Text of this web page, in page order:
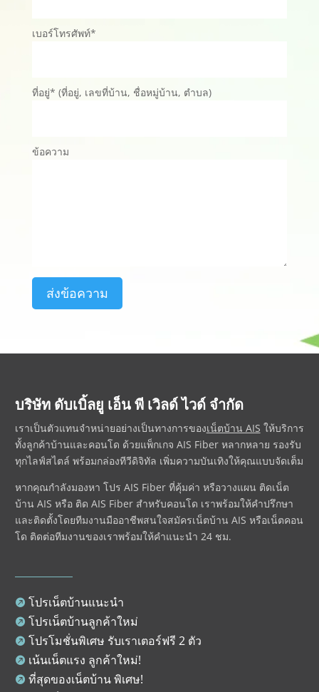
เบอร์โทรศัพท์*
ที่อยู่* (ที่อยู่, เลขที่บ้าน, ชื่อหมู่บ้าน, ตำบล)
ข้อความ
ส่งข้อความ
บริษัท ดับเบิ้ลยู เอ็น พี เวิลด์ ไวด์ จำกัด
เราเป็นตัวแทนจำหน่ายอย่างเป็นทางการของเน็ตบ้าน AIS ให้บริการ
ทั้งลูกค้าบ้านและคอนโด ด้วยแพ็กเกจ AIS Fiber หลากหลาย รองรับ
ทุกไลฟ์สไตล์ พร้อมกล่องทีวีดิจิทัล เพิ่มความบันเทิงให้คุณแบบจัดเต็ม
หากคุณกำลังมองหา โปร AIS Fiberที่คุ้มค่า หรือวางแผน ติดเน็ต
บ้าน AIS หรือ ติด AIS Fiberสำหรับคอนโด เราพร้อมให้คำปรึกษา
และติดตั้งโดยทีมงานมืออาชีพสนใจสมัครเน็ตบ้าน AIS หรือเน็ตคอน
โด ติดต่อทีมงานของเราพร้อมให้คำแนะนำ 24 ชม.
 โปรเน็ตบ้านแนะนำ
 โปรเน็ตบ้านลูกค้าใหม่
 โปรโมชั่นพิเศษ รับเราเตอร์ฟรี 2 ตัว
 เน้นเน็ตแรง ลูกค้าใหม่!
 ที่สุดของเน็ตบ้าน พิเศษ!